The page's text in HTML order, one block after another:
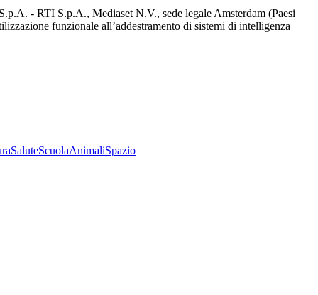
- RTI S.p.A., Mediaset N.V., sede legale Amsterdam (Paesi
funzionale all’addestramento di sistemi di intelligenza
SaluteScuolaAnimaliSpazio